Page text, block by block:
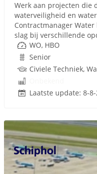
Werk aan projecten die
waterveiligheid en
Contractmanager Water
slag bij verschillende
WO, HBO
Senior
Civiele Techniek,
Laatste update: 8-